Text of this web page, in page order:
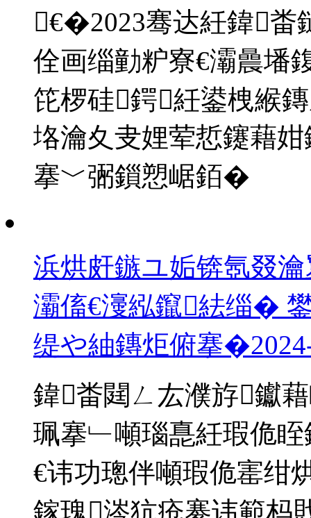
€�2023骞达紝鍏畨
佺画缁勭粐寮€灞曟墦
笓椤硅鍔紝鍙栧緱
垎瀹夊叏娌荤悊鑳藉
搴﹀弻鎻愬崌銆�
浜烘皯鏃ユ姤锛氬叕
灞傗€濅紭鑹紶缁�
缇や紬鏄炬俯搴�
鍏畨閮ㄥ厷濮斿钀
珮搴﹂噸瑙嗭紝瑕佹
€讳功璁伴噸瑕佹寚绀
鎵瑰涔犺疮褰讳範杩